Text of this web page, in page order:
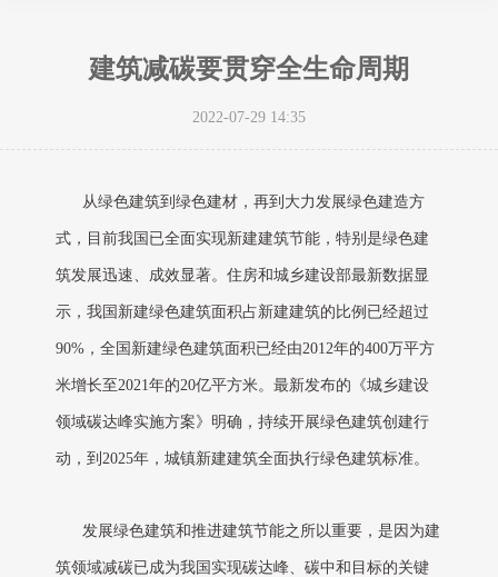
建筑减碳要贯穿全生命周期
2022-07-29 14:35
从绿色建筑到绿色建材，再到大力发展绿色建造方
式，目前我国已全面实现新建建筑节能，特别是绿色建
筑发展迅速、成效显著。住房和城乡建设部最新数据显
示，我国新建绿色建筑面积占新建建筑的比例已经超过
90%，全国新建绿色建筑面积已经由2012年的400万平方
米增长至2021年的20亿平方米。最新发布的《城乡建设
领域碳达峰实施方案》明确，持续开展绿色建筑创建行
动，到2025年，城镇新建建筑全面执行绿色建筑标准。
发展绿色建筑和推进建筑节能之所以重要，是因为建
筑领域减碳已成为我国实现碳达峰、碳中和目标的关键